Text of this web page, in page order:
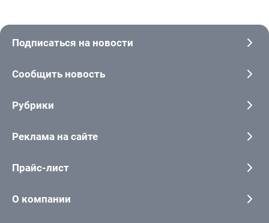
Подписаться на новости
Сообщить новость
Рубрики
Реклама на сайте
Прайс-лист
О компании